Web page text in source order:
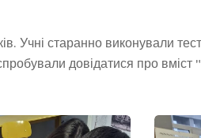
Учні старанно виконували
довідатися про вміст